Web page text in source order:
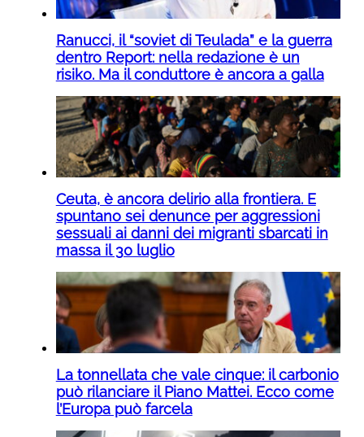
Ranucci, il “soviet di Teulada” e la guerra
dentro Report: nella redazione è un
risiko. Ma il conduttore è ancora a galla
Ceuta, è ancora delirio alla frontiera. E
spuntano sei denunce per aggressioni
sessuali ai danni dei migranti sbarcati in
massa il 30 luglio
La tonnellata che vale cinque: il carbonio
può rilanciare il Piano Mattei. Ecco come
l’Europa può farcela